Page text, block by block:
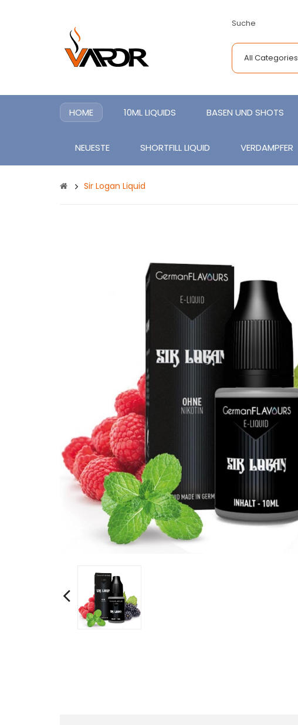
Suche
All Categories
HOME 10ML LIQUIDS BASEN UND SHOTS
NEUESTE SHORTFILL LIQUID VERDAMPFER
Sir Logan Liquid